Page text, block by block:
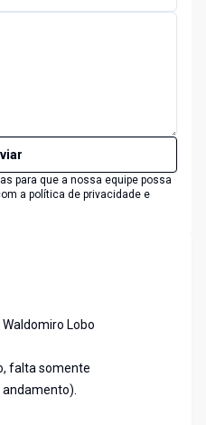
para que a nossa equipe possa
a política de privacidade e
Waldomiro Lobo
falta somente